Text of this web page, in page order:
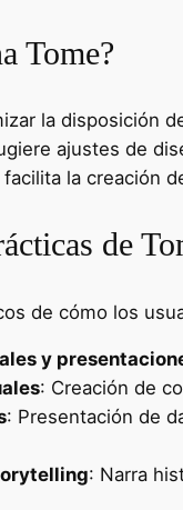
Tome?
la disposición
ajustes de
la creación
de
de cómo los
y
: Creación de
: Presentación de
: Narra